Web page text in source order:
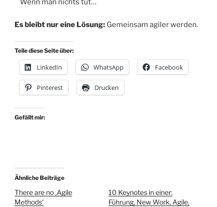
Wenn man nichts tut…
Es bleibt nur eine Lösung: Gemeinsam agiler werden.
Teile diese Seite über:
LinkedIn WhatsApp Facebook
Pinterest Drucken
Gefällt mir:
Ähnliche Beiträge
There are no ‚Agile
Methods‘
10 Keynotes in einer:
Führung, New Work, Agile,